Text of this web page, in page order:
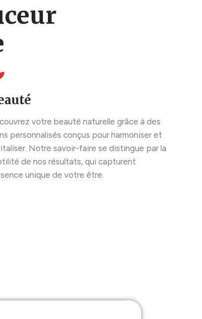
votre beauté naturelle grâce à des
personnalisés conçus pour harmoniser et
Notre savoir-faire se distingue par la
de nos résultats, qui capturent
unique de votre être.